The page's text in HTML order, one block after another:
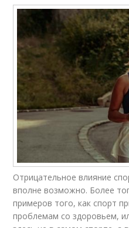
Отрицательное влияние
вполне возможно. Более
примеров того, как спорт
проблемам со здоровьем,